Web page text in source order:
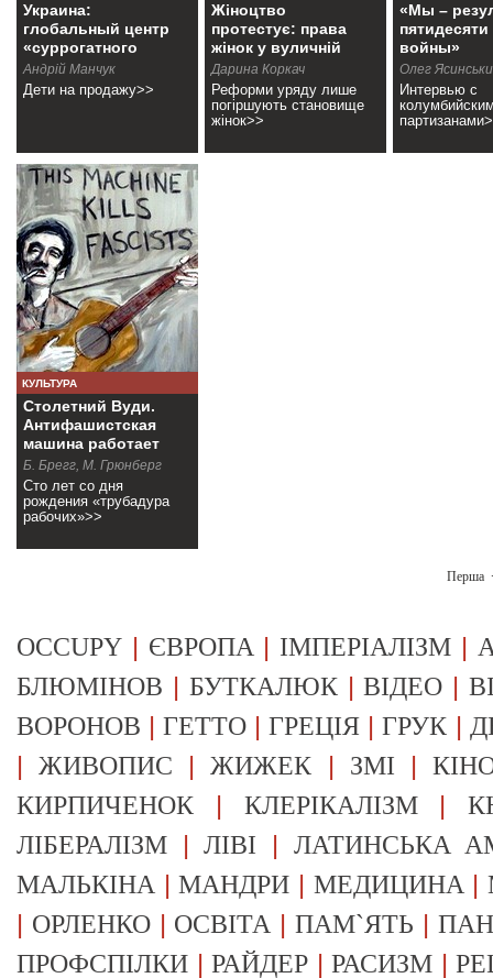
Украина:
глобальный центр
«суррогатного
материнства»
Андрiй Манчук
Дети на продажу>>
Жіноцтво
протестує: права
жінок у вуличній
політиці
Дарина Коркач
Реформи уряду лише
погіршують становище
жінок>>
«Мы –
пятидесяти
войны»
Олег
Интервью с
КУЛЬТУРА
Столетний Вуди.
Антифашистская
машина работает
Б. Брегг, М. Грюнберг
Сто лет со дня
рождения «трубадура
рабочих»>>
Перша
OCCUPY | ЄВРОПА | ІМПЕРІАЛІЗМ |
БЛЮМІНОВ | БУТКАЛЮК|ВІДЕО |
ВОРОНОВ |ГЕТТО |ГРЕЦІЯ |ГРУК |
|ЖИВОПИС |ЖИЖЕК | ЗМІ |
КИРПИЧЕНОК | КЛЕРІКАЛІЗМ|
ЛІБЕРАЛІЗМ |ЛІВІ | ЛАТИНСЬКА
МАЛЬКІНА |МАНДРИ | МЕДИЦИНА |
| ОРЛЕНКО| ОСВІТА |ПАМ`ЯТЬ |
ПРОФСПІЛКИ |РАЙДЕР |РАСИЗМ |